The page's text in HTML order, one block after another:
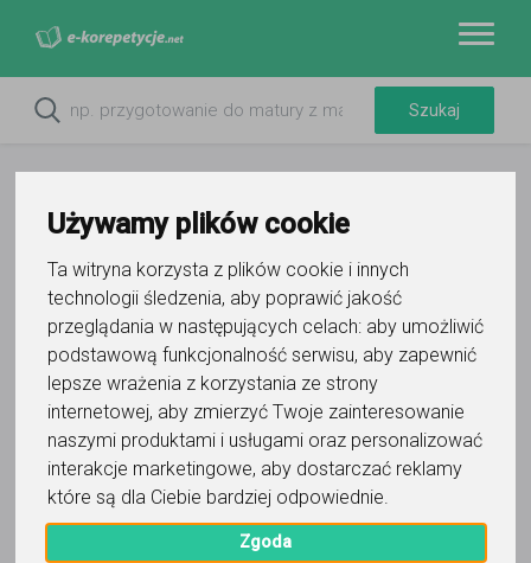
Używamy plików cookie
Ta witryna korzysta z plików cookie i innych
technologii śledzenia, aby poprawić jakość
przeglądania w następujących celach: aby umożliwić
podstawową funkcjonalność serwisu, aby zapewnić
lepsze wrażenia z korzystania ze strony
internetowej, aby zmierzyć Twoje zainteresowanie
naszymi produktami i usługami oraz personalizować
interakcje marketingowe, aby dostarczać reklamy
które są dla Ciebie bardziej odpowiednie.
Zgoda
Do ulubionych
Oznacz wystąpienie kontaktu
Aleksandra
Wyślij wiadomość